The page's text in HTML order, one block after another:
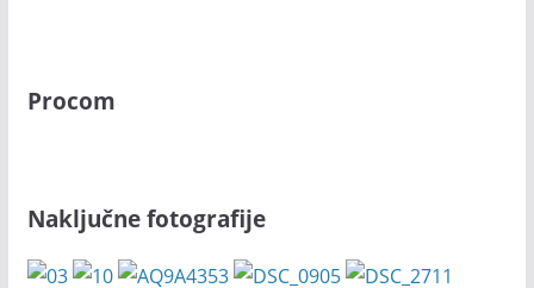
Procom
Naključne fotografije